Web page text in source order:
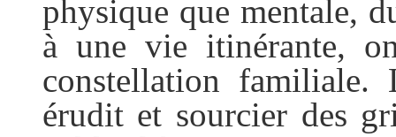
physique que mentale,
à une vie itinérante,
constellation
érudit et sourcier des